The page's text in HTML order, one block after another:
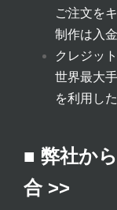
ご注文を
制作は入
クレジッ
世界最大
を利用し
■ 弊社か
合 >>